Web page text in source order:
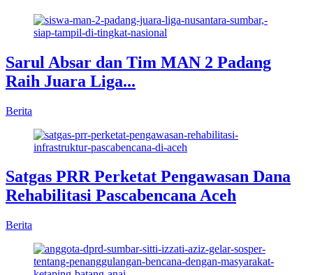
Sarul Absar dan Tim MAN 2 Padang
Raih Juara Liga...
Berita
Satgas PRR Perketat Pengawasan Dana
Rehabilitasi Pascabencana Aceh
Berita